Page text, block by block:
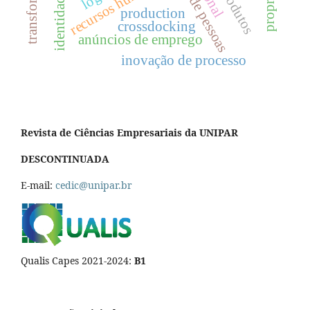
identidade anúncios de emprego
production
inovação de processo
crossdocking
Revista de Ciências Empresariais da UNIPAR
DESCONTINUADA
E-mail: cedic@unipar.br
Qualis Capes 2021-2024: B1